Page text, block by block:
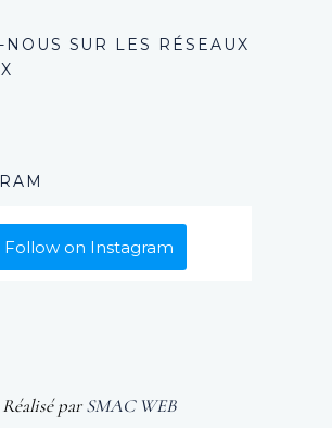
SUR LES RÉSEAUX
Follow on Instagram
Réalisé parSMAC WEB